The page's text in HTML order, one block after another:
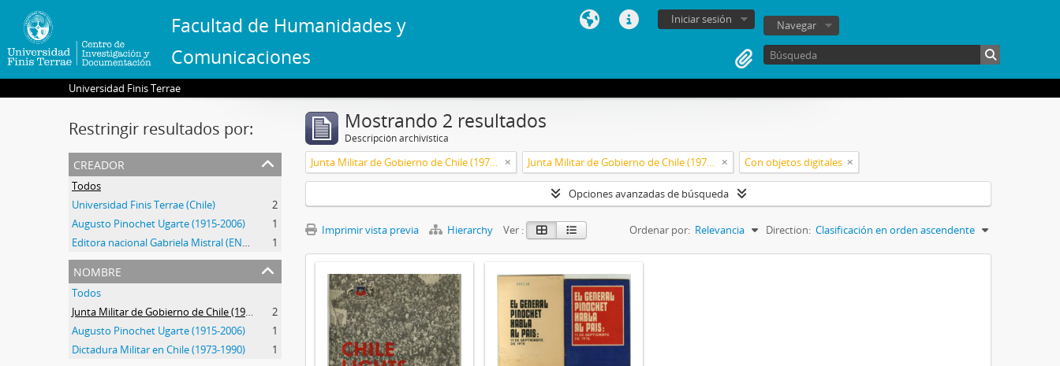
Facultad de Humanidades y
Comunicaciones
Iniciar sesión Navegar
Universidad Finis Terrae
Restringir resultados por:
creador
Todos
Universidad Finis Terrae (Chile)
2
Augusto Pinochet Ugarte (1915-2006)
1
Editora nacional Gabriela Mistral (ENGM) (1973-1976)
1
nombre
Todos
Junta Militar de Gobierno de Chile (1973-1990)
2
Augusto Pinochet Ugarte (1915-2006)
1
Dictadura Militar en Chile (1973-1990)
1
Mostrando 2 resultados
Descripción archivística
Junta Militar de Gobierno de Chile (1973-1990) Junta Militar de Gobierno de Chile (1973-1990) Con objetos digitales
Opciones avanzadas de búsqueda
Imprimir vista previa Hierarchy Ver : Ordenar por: Relevancia Direction: Clasificación en orden ascendente